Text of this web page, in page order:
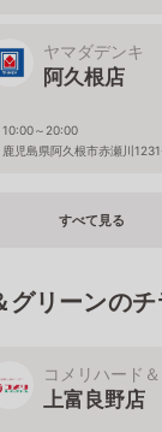
ヤマダデンキ
阿久根店
10:00～20:00
鹿児島県阿久根市赤瀬川
すべて見る
グリーンの
コメリハード
上富良野店